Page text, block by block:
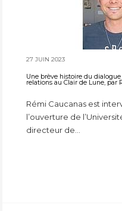
27 JUIN 2023
Une brève histoire du
relations au Clair de Lune, par
Rémi Caucanas est
l’ouverture de
directeur de...